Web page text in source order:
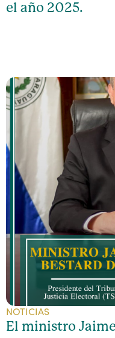
el año 2025.
NOTICIAS
El ministro